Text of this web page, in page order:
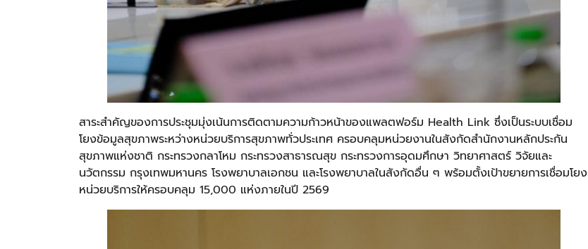
สาระสำคัญของการประชุมมุ่งเน้นการติดตามความก้าวหน้าของแพลตฟอร์ม Health Link ซึ่งเป็นระบบเชื่อม
โยงข้อมูลสุขภาพระหว่างหน่วยบริการสุขภาพทั่วประเทศ ครอบคลุมหน่วยงานในสังกัดสำนักงานหลักประกัน
สุขภาพแห่งชาติ กระทรวงกลาโหม กระทรวงสาธารณสุข กระทรวงการอุดมศึกษา วิทยาศาสตร์ วิจัยและ
นวัตกรรม กรุงเทพมหานคร โรงพยาบาลเอกชน และโรงพยาบาลในสังกัดอื่น ๆ พร้อมตั้งเป้าขยายการเชื่อมโยง
หน่วยบริการให้ครอบคลุม 15,000 แห่งภายในปี 2569